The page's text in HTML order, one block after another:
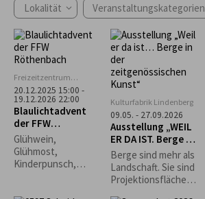
Lokalität Veranstaltungskategorien
Freizeitzentrum
Rentershofen
20.12.2025 15:00 -
19.12.2026 22:00
Blaulichtadvent
der FFW
Röthenbach
Glühwein,
Glühmost,
Kinderpunsch,
Kulturfabrik Lindenberg
09.05. - 27.09.2026
Ausstellung „WEIL
ER DA IST. Berge in
der
zeitgenössischen
Kunst“
Berge sind mehr als
Landschaft. Sie sind
Projektionsfläche,